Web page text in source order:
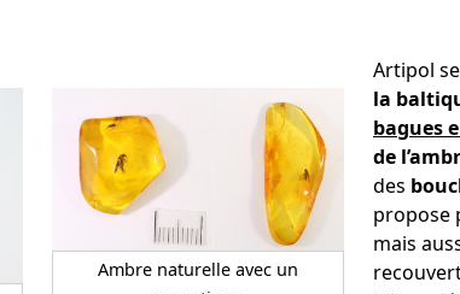
Ambre naturelle avec un
Artipol
la
bagues
de
des
propose
mais